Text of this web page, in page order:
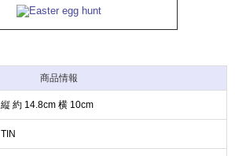
商品情報
縦 約 14.8cm 横 10cm
TIN